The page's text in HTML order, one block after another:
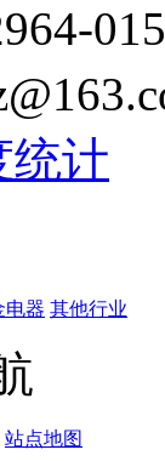
统计
电器 其他行业
站点地图